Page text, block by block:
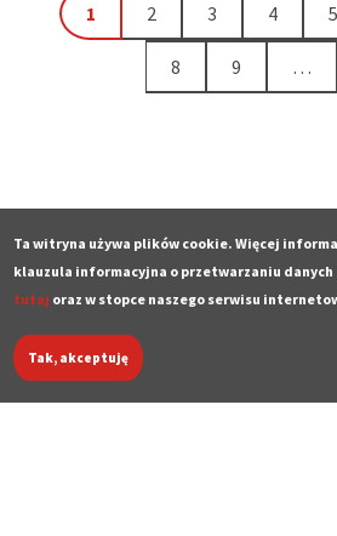
Stronicowanie
Bieżąca
strona
1 Strona
2 Strona
3 Strona
4 5
Strona
8 Strona
9 …
Ta witryna używa plików cookie. Więcej
klauzula informacyjna o przetwarzaniu danych
tutaj oraz w stopce naszego serwisu
Tak, akceptuję